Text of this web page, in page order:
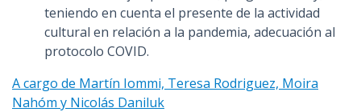
teniendo en cuenta el presente de la actividad
cultural en relación a la pandemia, adecuación al
protocolo COVID.
A cargo de Martín Iommi, Teresa Rodriguez, Moira
Nahóm y Nicolás Daniluk